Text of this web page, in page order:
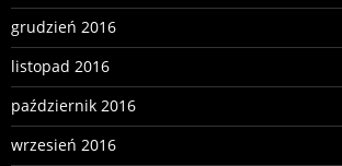
grudzień 2016
listopad 2016
październik 2016
wrzesień 2016